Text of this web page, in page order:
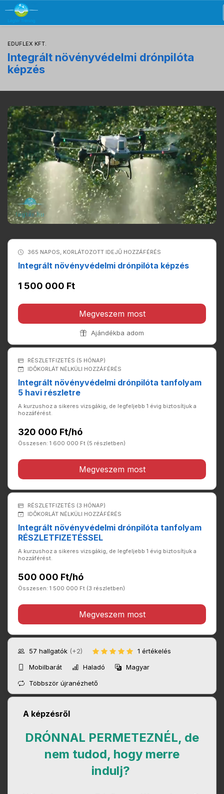
EDUFLEX KFT.
Integrált növényvédelmi drónpilóta
képzés
365 NAPOS, KORLÁTOZOTT IDEJŰ HOZZÁFÉRÉS
Integrált növényvédelmi drónpilóta képzés
1 500 000 Ft
Megveszem most
Ajándékba adom
RÉSZLETFIZETÉS (5 HÓNAP)
IDŐKORLÁT NÉLKÜLI HOZZÁFÉRÉS
Integrált növényvédelmi drónpilóta tanfolyam
5 havi részletre
A kurzushoz a sikeres vizsgákig, de legfeljebb 1 évig biztosítjuk a
hozzáférést.
320 000 Ft/hó
Összesen: 1 600 000 Ft (5 részletben)
Megveszem most
RÉSZLETFIZETÉS (3 HÓNAP)
IDŐKORLÁT NÉLKÜLI HOZZÁFÉRÉS
Integrált növényvédelmi drónpilóta tanfolyam
RÉSZLETFIZETÉSSEL
A kurzushoz a sikeres vizsgákig, de legfeljebb 1 évig biztosítjuk a
hozzáférést.
500 000 Ft/hó
Összesen: 1 500 000 Ft (3 részletben)
Megveszem most
57 hallgatók (+2)
1 értékelés
Mobilbarát
Haladó
Magyar
Többször újranézhető
A képzésről
DRÓNNAL PERMETEZNÉL, de
nem tudod, hogy merre
indulj?